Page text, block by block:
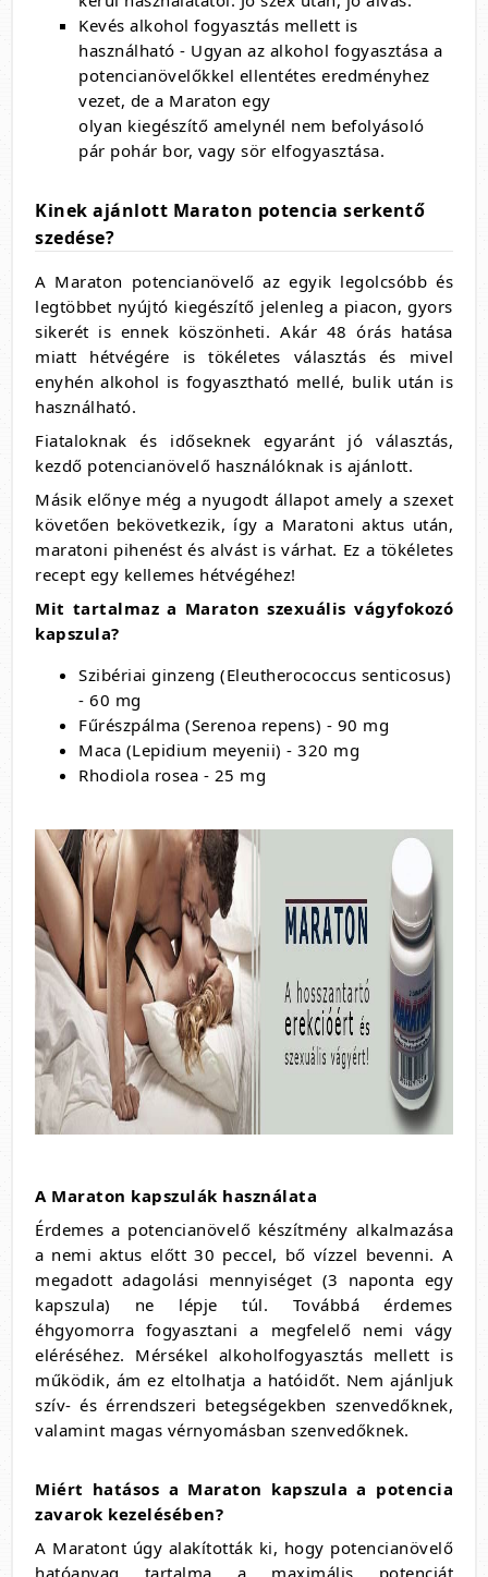
Kevés alkohol fogyasztás mellett is
használható - Ugyan az alkohol fogyasztása a
potencianövelőkkel ellentétes eredményhez
vezet, de a Maraton egy
olyan kiegészítő amelynél nem befolyásoló
pár pohár bor, vagy sör elfogyasztása.
Kinek ajánlott Maraton potencia serkentő
szedése?
A Maraton potencianövelő az egyik legolcsóbb és
legtöbbet nyújtó kiegészítő jelenleg a piacon, gyors
sikerét is ennek köszönheti. Akár 48 órás hatása
miatt hétvégére is tökéletes választás és mivel
enyhén alkohol is fogyasztható mellé, bulik után is
használható.
Fiataloknak és időseknek egyaránt jó választás,
kezdő potencianövelő használóknak is ajánlott.
Másik előnye még a nyugodt állapot amely a szexet
követően bekövetkezik, így a Maratoni aktus után,
maratoni pihenést és alvást is várhat. Ez a tökéletes
recept egy kellemes hétvégéhez!
Mit tartalmaz a Maraton szexuális vágyfokozó
kapszula?
Szibériai ginzeng (Eleutherococcus senticosus)
- 60 mg
Fűrészpálma (Serenoa repens) - 90 mg
Maca (Lepidium meyenii) - 320 mg
Rhodiola rosea - 25 mg
A Maraton kapszulák használata
Érdemes a potencianövelő készítmény alkalmazása
a nemi aktus előtt 30 peccel, bő vízzel bevenni. A
megadott adagolási mennyiséget (3 naponta egy
kapszula) ne lépje túl. Továbbá érdemes
éhgyomorra fogyasztani a megfelelő nemi vágy
eléréséhez. Mérsékel alkoholfogyasztás mellett is
működik, ám ez eltolhatja a hatóidőt. Nem ajánljuk
szív- és érrendszeri betegségekben szenvedőknek,
valamint magas vérnyomásban szenvedőknek.
Miért hatásos a Maraton kapszula a potencia
zavarok kezelésében?
A Maratont úgy alakították ki, hogy potencianövelő
hatóanyag tartalma a maximális potenciát